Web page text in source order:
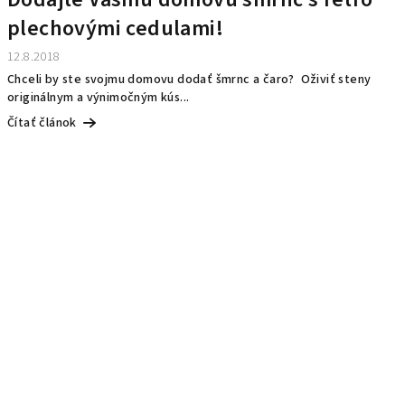
plechovými cedulami!
12.8.2018
Chceli by ste svojmu domovu dodať šmrnc a čaro? Oživiť steny
originálnym a výnimočným kús...
Čítať článok